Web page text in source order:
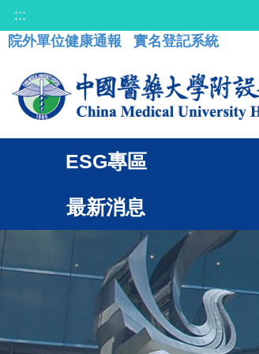
:::
院外單位健康通報
實名登記系統
ESG專區
最新消息